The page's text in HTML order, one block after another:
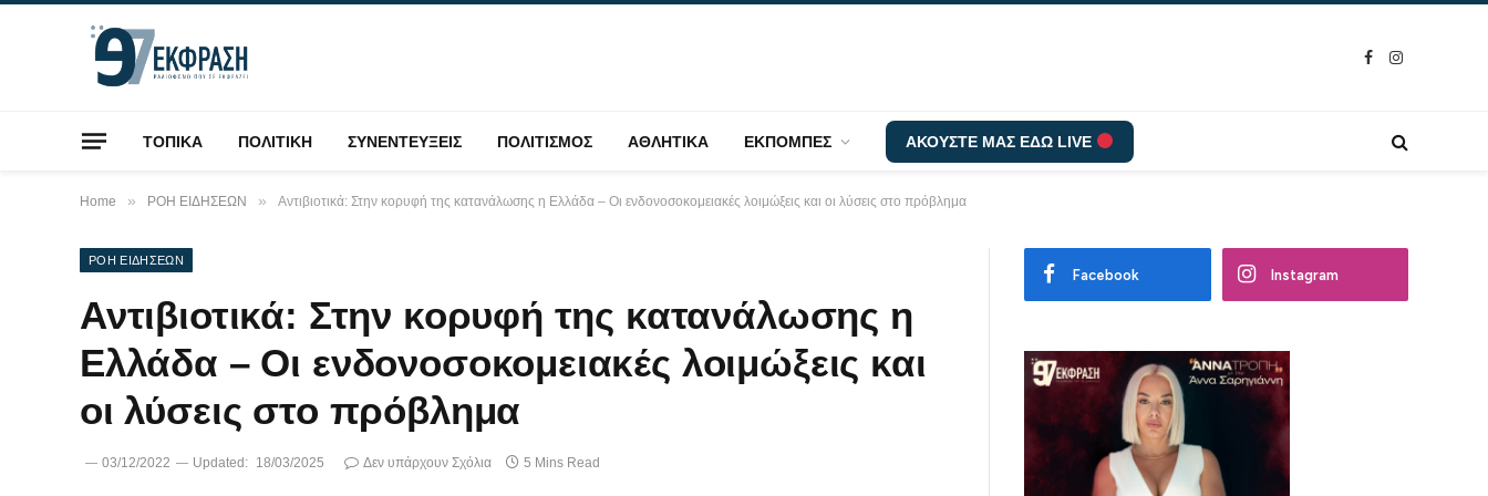
Facebook
Instagram
ΤΟΠΙΚΑ ΠΟΛΙΤΙΚΗ ΣΥΝΕΝΤΕΥΞΕΙΣ ΠΟΛΙΤΙΣΜΟΣ ΑΘΛΗΤΙΚΑ ΕΚΠΟΜΠΕΣ ΑΚΟΥΣΤΕ ΜΑΣ ΕΔΩ LIVE
Home » ΡΟΗ ΕΙΔΗΣΕΩΝ » Αντιβιοτικά: Στην κορυφή της κατανάλωσης η Ελλάδα – Οι ενδονοσοκομειακές λοιμώξεις και οι λύσεις στο πρόβλημα
ΡΟΗ ΕΙΔΗΣΕΩΝ
Αντιβιοτικά: Στην κορυφή της κατανάλωσης η
Ελλάδα – Οι ενδονοσοκομειακές λοιμώξεις και
οι λύσεις στο πρόβλημα
03/12/2022 Updated: 18/03/2025 Δεν υπάρχουν Σχόλια 5 Mins Read
Facebook Instagram